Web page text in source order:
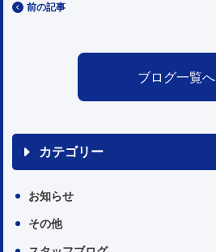
前の記事
ブログ一覧へ
カテゴリー
お知らせ
その他